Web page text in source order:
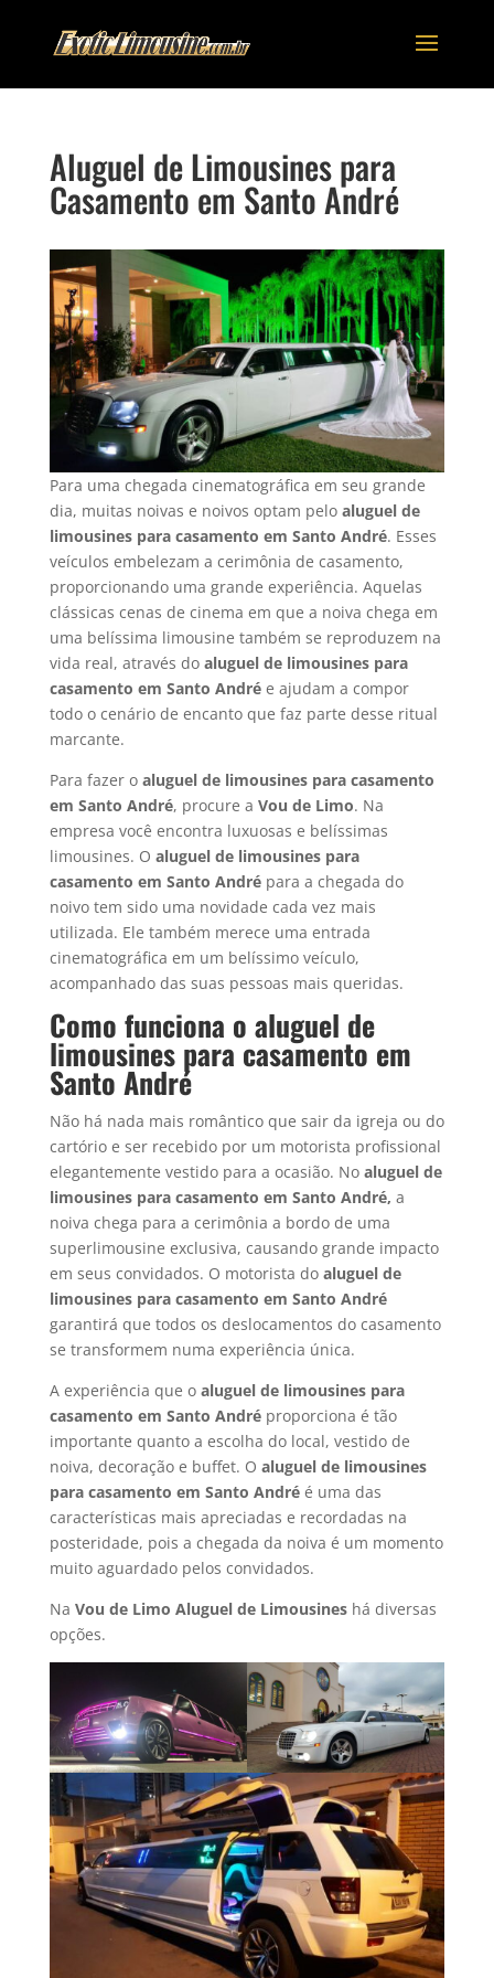
Aluguel de Limousines para
Casamento em Santo André
Para uma chegada cinematográfica em seu grande
dia, muitas noivas e noivos optam pelo aluguel de
limousines para casamento em Santo André. Esses
veículos embelezam a cerimônia de casamento,
proporcionando uma grande experiência. Aquelas
clássicas cenas de cinema em que a noiva chega em
uma belíssima limousine também se reproduzem na
vida real, através do aluguel de limousines para
casamento em Santo Andrée ajudam a compor
todo o cenário de encanto que faz parte desse ritual
marcante.
Para fazer o aluguel de limousines para casamento
em Santo André, procure a Vou de Limo. Na
empresa você encontra luxuosas e belíssimas
limousines. O aluguel de limousines para
casamento em Santo Andrépara a chegada do
noivo tem sido uma novidade cada vez mais
utilizada. Ele também merece uma entrada
cinematográfica em um belíssimo veículo,
acompanhado das suas pessoas mais queridas.
Como funciona o aluguel de
limousines para casamento em
Santo André
Não há nada mais romântico que sair da igreja ou do
cartório e ser recebido por um motorista profissional
elegantemente vestido para a ocasião. No aluguel de
limousines para casamento em Santo André, a
noiva chega para a cerimônia a bordo de uma
superlimousine exclusiva, causando grande impacto
em seus convidados. O motorista do aluguel de
limousines para casamento em Santo André
garantirá que todos os deslocamentos do casamento
se transformem numa experiência única.
A experiência que o aluguel de limousines para
casamento em Santo Andréproporciona é tão
importante quanto a escolha do local, vestido de
noiva, decoração e buffet. O aluguel de limousines
para casamento em Santo Andréé uma das
características mais apreciadas e recordadas na
posteridade, pois a chegada da noiva é um momento
muito aguardado pelos convidados.
Na Vou de Limo Aluguel de Limousineshá diversas
opções.